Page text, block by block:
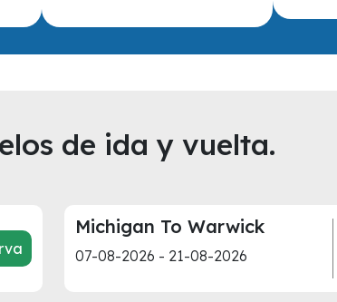
de ida y vuelta.
Michigan To Warwick
07-08-2026 - 21-08-2026